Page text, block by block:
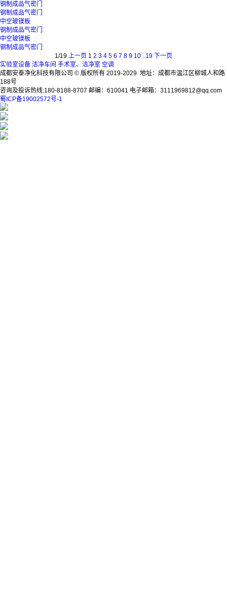
钢制成品气密门
钢制成品气密门
中空玻镁板
钢制成品气密门
中空玻镁板
钢制成品气密门
1/19 上一页 1 2 3 4 5 6 7 8 9 10 ..19
下一页
实验室设备 洁净车间 手术室、洁净室 空调
成都安泰净化科技有限公司 © 版权所有 2019-2029 地址：成都市温江区柳城人和路
188号
咨询及投诉热线:180-8188-8707 邮编：610041 电子邮箱：3111969812@qq.com
蜀ICP备19002572号-1